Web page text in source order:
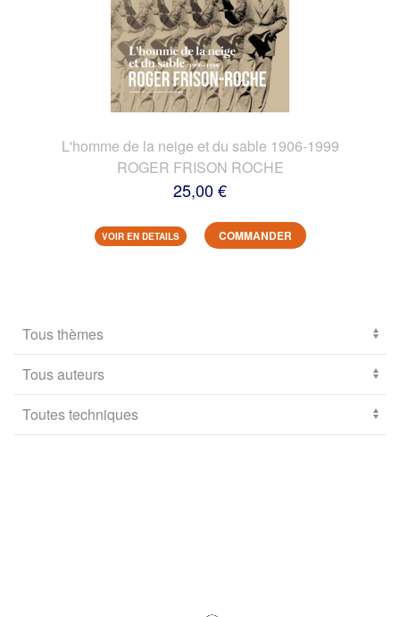
L'homme de la neige et du sable 1906-1999
ROGER FRISON ROCHE
25,00 €
VOIR EN DETAILS COMMANDER